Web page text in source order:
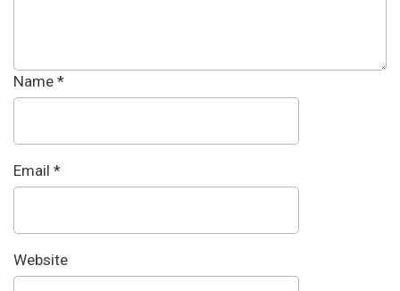
Name *
Email *
Website